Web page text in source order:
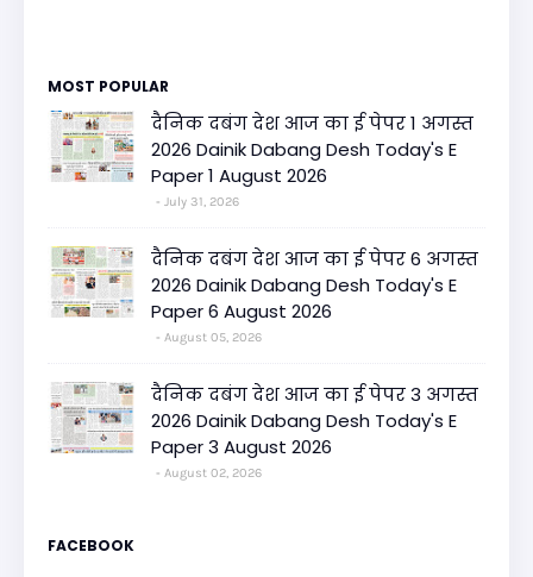
MOST POPULAR
दैनिक दबंग देश आज का ई पेपर 1 अगस्त
2026 Dainik Dabang Desh Today's E
Paper 1 August 2026
July 31, 2026
दैनिक दबंग देश आज का ई पेपर 6 अगस्त
2026 Dainik Dabang Desh Today's E
Paper 6 August 2026
August 05, 2026
दैनिक दबंग देश आज का ई पेपर 3 अगस्त
2026 Dainik Dabang Desh Today's E
Paper 3 August 2026
August 02, 2026
FACEBOOK